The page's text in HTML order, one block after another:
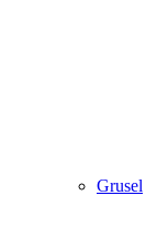
Grusel